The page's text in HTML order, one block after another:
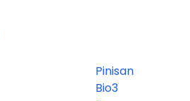
Pinisan
Bio3